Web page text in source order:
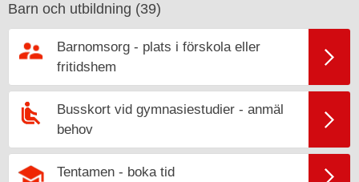
Barn och utbildning (39)
Barnomsorg - plats i förskola eller
fritidshem
Busskort vid gymnasiestudier - anmäl
behov
Tentamen - boka tid